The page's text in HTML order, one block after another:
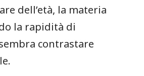
dell’età, la materia
la rapidità di
contrastare